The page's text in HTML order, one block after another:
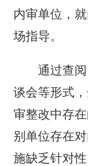
内审单位，
场指导。
通过查阅
谈会等形式
审整改中存
别单位存在
施缺乏针对